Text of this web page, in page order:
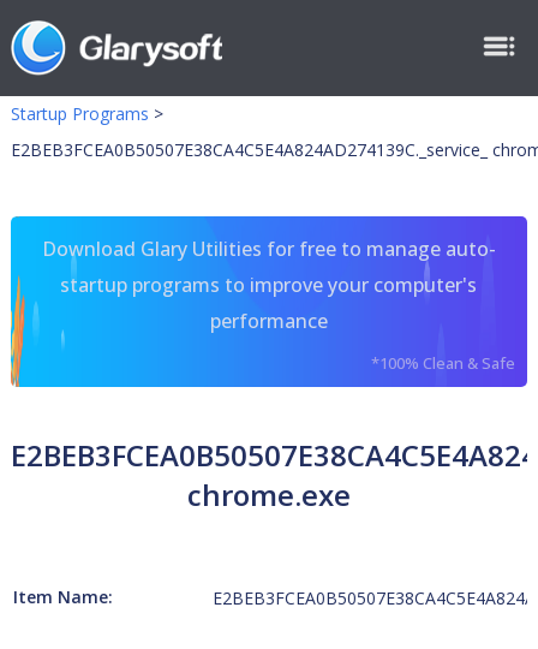
Startup Programs >
E2BEB3FCEA0B50507E38CA4C5E4A824AD274139C._service_
Download Glary Utilities for free to manage auto-
startup programs to improve your computer's
performance
*100% Clean & Safe
chrome.exe
Item Name: